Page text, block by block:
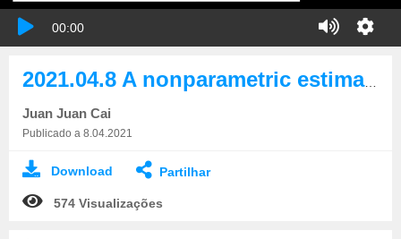
00:00
2021.04.8 A nonparametric estimator of the extremal index
Juan Juan Cai
Publicado a 8.04.2021
Download Partilhar
574 Visualizações